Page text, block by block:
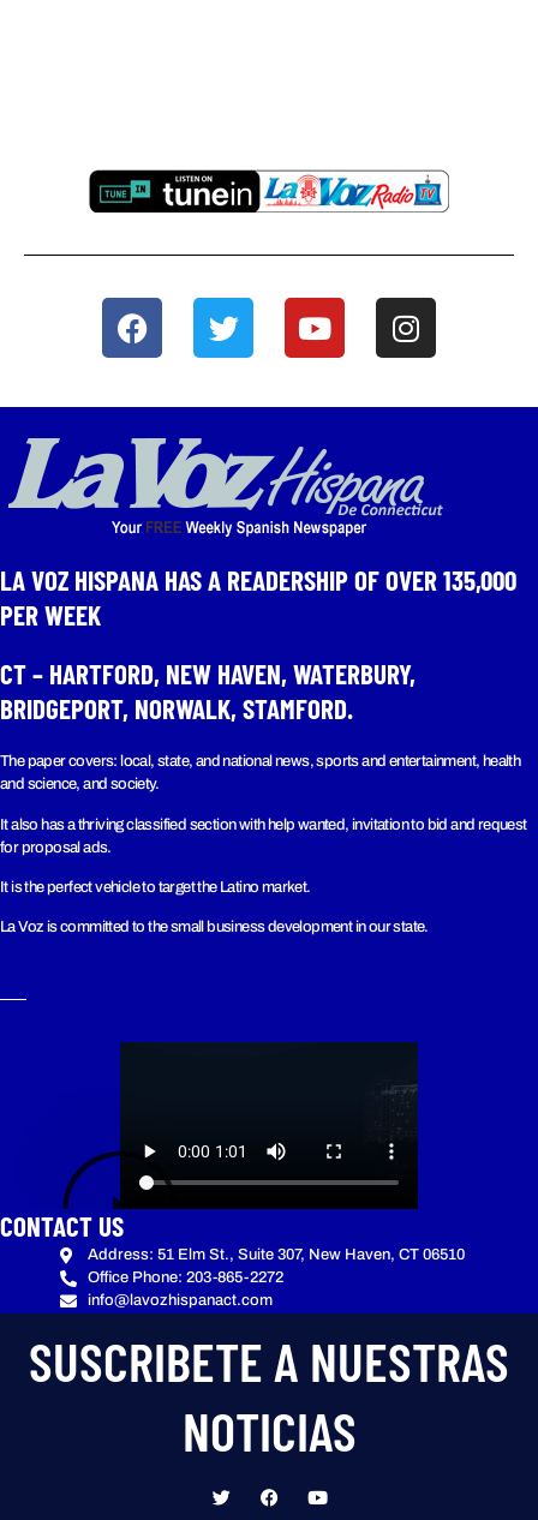
LA VOZ HISPANA HAS A READERSHIP OF OVER 135,000
PER WEEK​
CT – HARTFORD, NEW HAVEN, WATERBURY,
BRIDGEPORT, NORWALK, STAMFORD.
The paper covers: local, state, and national news, sports and entertainment, health
and science, and society.
It also has a thriving classified section with help wanted, invitation to bid and request
for proposal ads.
It is the perfect vehicle to target the Latino market.
La Voz is committed to the small business development in our state.
CONTACT US
Address: 51 Elm St., Suite 307, New Haven, CT 06510
Office Phone: 203-865-2272
info@lavozhispanact.com
SUSCRIBETE A NUESTRAS
NOTICIAS